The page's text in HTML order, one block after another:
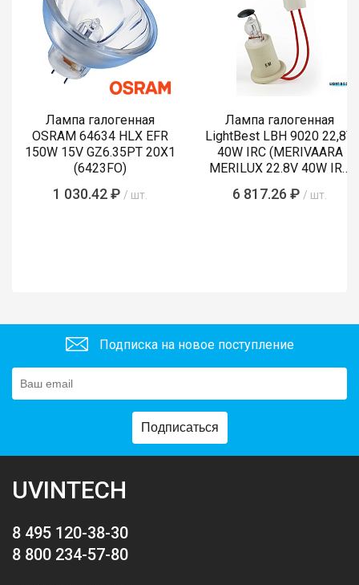
Лампа галогенная
OSRAM 64634 HLX EFR
150W 15V GZ6.35PT 20X1
(6423FO)
1 030.42 ₽ / шт.
Лампа галогенная
LightBest LBH 9020 22,8V
40W IRC (MERIVAARA
MERILUX 22.8V 40W IRC
6 817.26 ₽ / шт.
Подписка на новое поступление
Подписаться
UVINTECH
8 495 120-38-30
8 800 234-57-80